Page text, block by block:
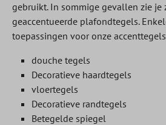
gebruikt. In sommige gevallen zie je
geaccentueerde plafondtegels.
toepassingen voor onze
douche tegels
Decoratieve haardtegels
vloertegels
Decoratieve randtegels
Betegelde spiegel